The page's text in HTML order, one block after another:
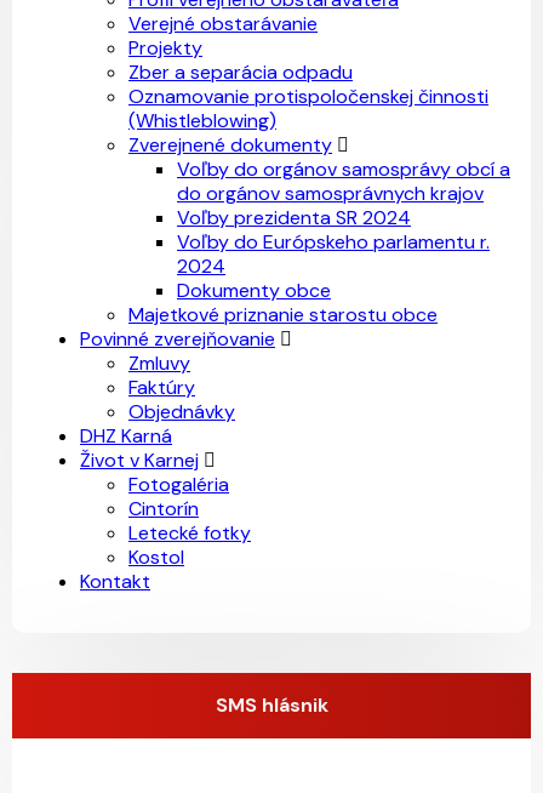
Verejné obstarávanie
Projekty
Zber a separácia odpadu
Oznamovanie protispoločenskej činnosti
(Whistleblowing)
Zverejnené dokumenty
Voľby do orgánov samosprávy obcí a
do orgánov samosprávnych krajov
Voľby prezidenta SR 2024
Voľby do Európskeho parlamentu r.
2024
Dokumenty obce
Majetkové priznanie starostu obce
Povinné zverejňovanie
Zmluvy
Faktúry
Objednávky
DHZ Karná
Život v Karnej
Fotogaléria
Cintorín
Letecké fotky
Kostol
Kontakt
SMS hlásnik